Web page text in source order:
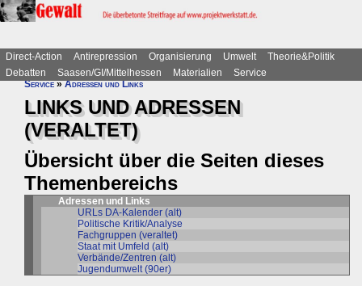
Direct-Action Antirepression Organisierung Umwelt
Theorie&Politik
Debatten
Saasen/GI/Mittelhessen Materialien
Service
Service»Adressen und Links
LINKS UND ADRESSEN
(VERALTET)
Übersicht über die Seiten dieses
Themenbereichs
Adressen und Links
URLs DA-Kalender (alt)
Politische Kritik/Analyse
Fachgruppen (veraltet)
Staat mit Umfeld (alt)
Verbände/Zentren (alt)
Jugendumwelt (90er)